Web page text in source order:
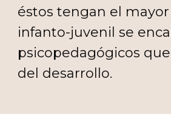
éstos tengan el
infanto-juvenil se
psicopedagógicos
del desarrollo.